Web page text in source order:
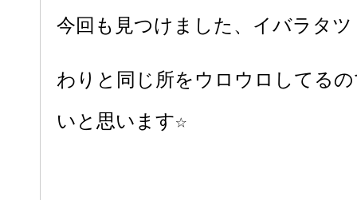
今回も見つけました、イバラタツ
わりと同じ所をウロウロしてる
いと思います☆